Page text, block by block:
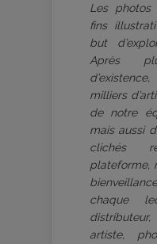
Les photos
fins
but
Après
milliers
de notre
mais aussi
clichés
plateforme,
chaque
artiste,